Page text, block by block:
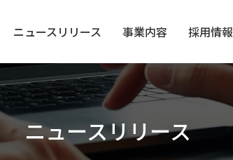
ニュースリリース 事業内容 採用情報
ニュースリリース